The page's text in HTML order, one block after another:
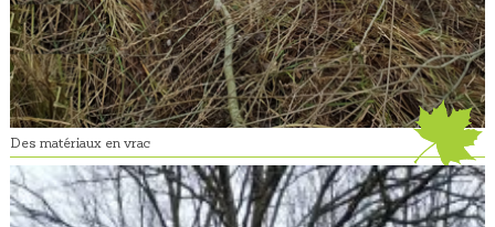
Des matériaux en vrac